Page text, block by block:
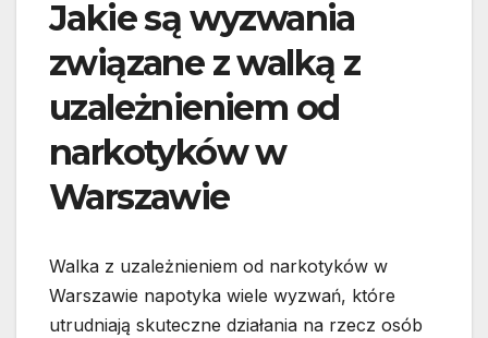
Jakie są wyzwania
związane z walką z
uzależnieniem od
narkotyków w
Warszawie
Walka z uzależnieniem od narkotyków w
Warszawie napotyka wiele wyzwań, które
utrudniają skuteczne działania na rzecz osób